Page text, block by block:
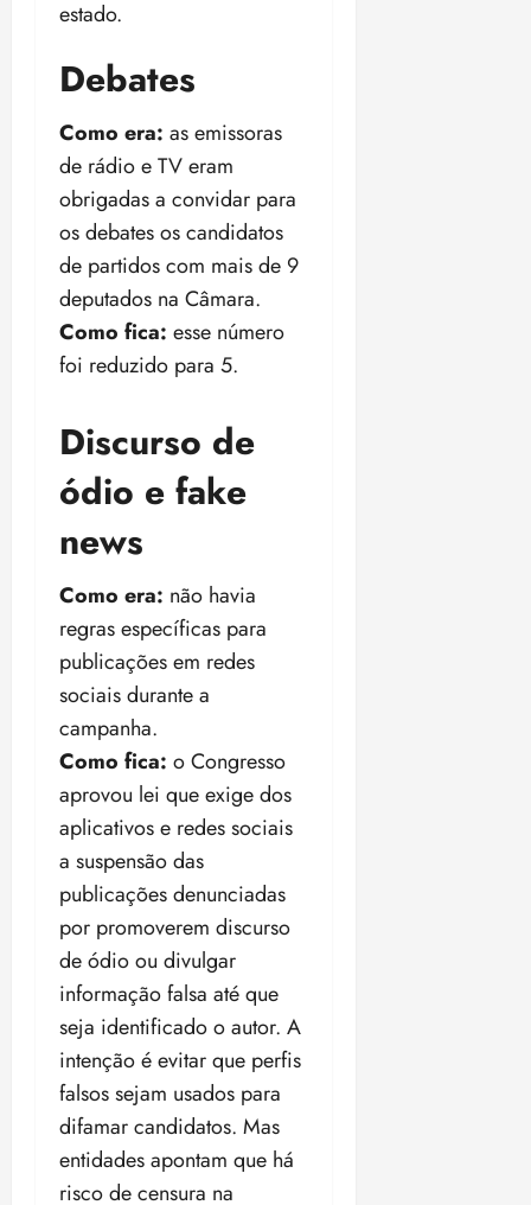
estado.
Debates
Como era: as emissoras
de rádio e TV eram
obrigadas a convidar para
os debates os candidatos
de partidos com mais de 9
deputados na Câmara.
Como fica: esse número
foi reduzido para 5.
Discurso de
ódio e fake
news
Como era: não havia
regras específicas para
publicações em redes
sociais durante a
campanha.
Como fica: o Congresso
aprovou lei que exige dos
aplicativos e redes sociais
a suspensão das
publicações denunciadas
por promoverem discurso
de ódio ou divulgar
informação falsa até que
seja identificado o autor. A
intenção é evitar que perfis
falsos sejam usados para
difamar candidatos. Mas
entidades apontam que há
risco de censura na